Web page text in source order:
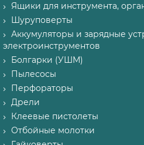
Ящики для инструмента,
Шуруповерты
Аккумуляторы и зарядные
электроинструментов
Болгарки (УШМ)
Пылесосы
Перфораторы
Дрели
Клеевые пистолеты
Отбойные молотки